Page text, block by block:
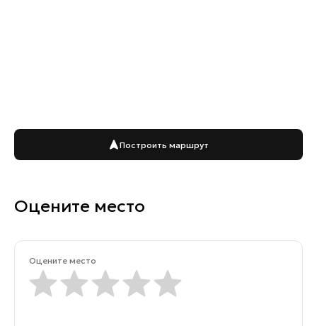
Построить маршрут
Оцените место
Оцените место